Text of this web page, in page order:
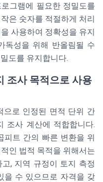
그램에 필요한 정밀도를
은 숫자를 적절하게 처리
사용하여 정확성을 유지
독성을 위해 반올림될 수
도를 유지합니다.
조사 목적으로 사용
으로 인정된 면적 단위 간
조사 계산에 적합합니다.
피트 간의 빠른 변환을 위
인 법적 목적을 위해서는
, 지역 규정이 토지 측정
을 수 있으므로 자격을 갖